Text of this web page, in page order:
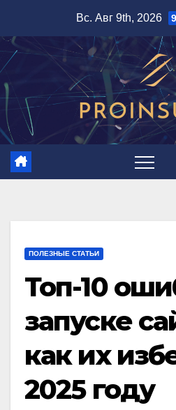
содержимому
Вс. Авг 9th, 2026
ПОЛЕЗНЫЕ СТАТЬИ
Топ-10
запуске
как их
2025 году